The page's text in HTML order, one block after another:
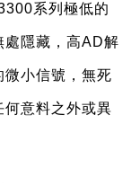
系列極低的
處隱藏，高AD解
小信號，無死
何意料之外或異